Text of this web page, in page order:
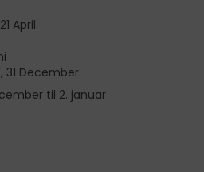
April
31 December
til 2. januar